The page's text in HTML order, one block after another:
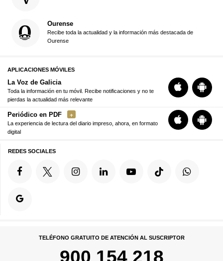
Ourense
Recibe toda la actualidad y la información más destacada de
Ourense
APLICACIONES MÓVILES
La Voz de Galicia
Toda la información en tu móvil. Recibe notificaciones y no te
pierdas la actualidad más relevante
Periódico en PDF
La experiencia de lectura del diario impreso, ahora, en formato
digital
REDES SOCIALES
TELÉFONO GRATUITO DE ATENCIÓN AL SUSCRIPTOR
900 154 218